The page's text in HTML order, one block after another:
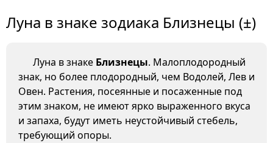
Луна в знаке зодиака Близнецы (±)
Луна в знаке Близнецы. Малоплодородный
знак, но более плодородный, чем Водолей, Лев и
Овен. Растения, посеянные и посаженные под
этим знаком, не имеют ярко выраженного вкуса
и запаха, будут иметь неустойчивый стебель,
требующий опоры.